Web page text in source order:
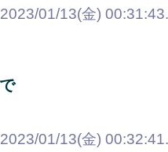
2023/01/13(金)
2023/01/13(金)